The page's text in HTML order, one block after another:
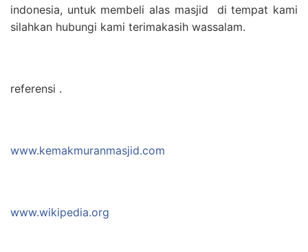
indonesia, untuk membeli alas masjid di tempat kami
silahkan hubungi kami terimakasih wassalam.
referensi .
www.kemakmuranmasjid.com
www.wikipedia.org